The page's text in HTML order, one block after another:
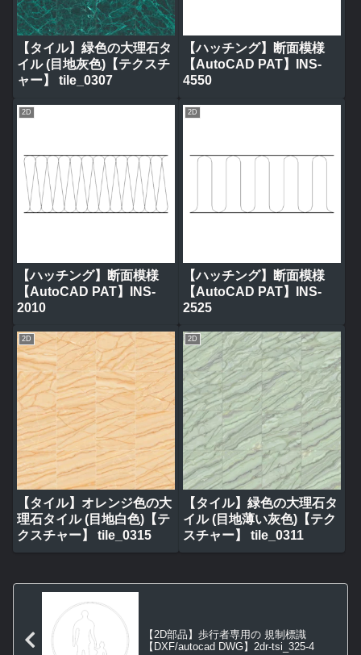
【タイル】緑色の大理石タ
イル (目地灰色)【テクスチ
ャー】 tile_0307
【ハッチング】断面模様
【AutoCAD PAT】INS-
4550
2D
【ハッチング】断面模様
【AutoCAD PAT】INS-
2010
2D
【ハッチング】断面模様
【AutoCAD PAT】INS-
2525
2D
【タイル】オレンジ色の大
理石タイル (目地白色)【テ
クスチャー】 tile_0315
2D
【タイル】緑色の大理石タ
イル (目地薄い灰色)【テク
スチャー】 tile_0311
【2D部品】歩行者専用の 規制標識
【DXF/autocad DWG】2dr-tsi_325-4